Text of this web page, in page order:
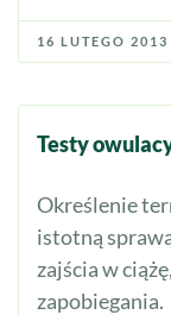
16 LUTEGO 2013
Testy
Określenie
istotną
zajścia w
zapobiegania.